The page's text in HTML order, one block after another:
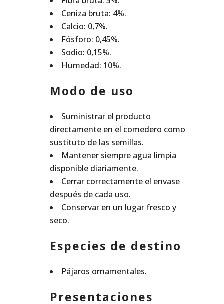
Ceniza bruta: 4%.
Calcio: 0,7%.
Fósforo: 0,45%.
Sodio: 0,15%.
Humedad: 10%.
Modo de uso
Suministrar el producto
directamente en el comedero como
sustituto de las semillas.
Mantener siempre agua limpia
disponible diariamente.
Cerrar correctamente el envase
después de cada uso.
Conservar en un lugar fresco y
seco.
Especies de destino
Pájaros ornamentales.
Presentaciones